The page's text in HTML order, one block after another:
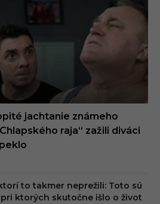
jachtanie známeho
raja“ zažili diváci
to takmer neprežili: Toto sú
pri ktorých skutočne išlo o život